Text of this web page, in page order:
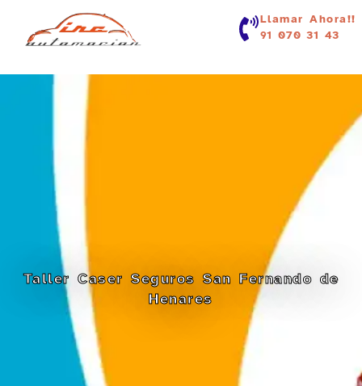
Llamar Ahora!!
91 070 31 43
Taller Caser Seguros San Fernando de
Henares